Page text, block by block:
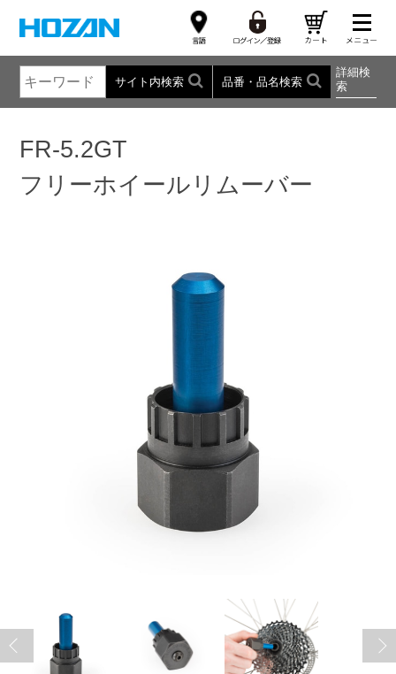
サイト内検索 品番・品名検索
詳細検
索
FR-5.2GT
フリーホイールリムーバー